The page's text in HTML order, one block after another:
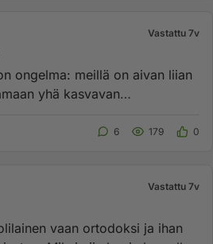
Vastattu 7v
ongelma: meillä on aivan liian
yhä kasvavan
6 179 0
Vastattu 7v
vaan ortodoksi ja ihan